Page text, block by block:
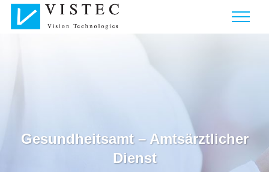
Gesundheitsamt – Amtsärztlicher
Dienst